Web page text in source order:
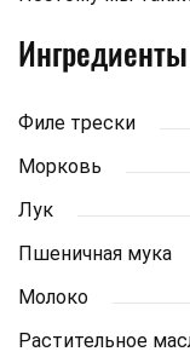
Ингредиенты
Филе трески
Морковь
Лук
Пшеничная мука
Молоко
Растительное